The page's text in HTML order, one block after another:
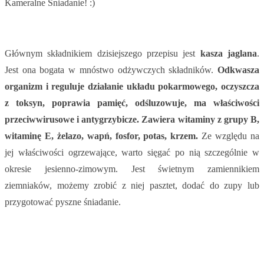
Kameralne Śniadanie! :)
Głównym składnikiem dzisiejszego przepisu jest kasza jaglana.
Jest ona bogata w mnóstwo odżywczych składników. Odkwasza
organizm i reguluje działanie układu pokarmowego, oczyszcza
z toksyn, poprawia pamięć, odśluzowuje, ma właściwości
przeciwwirusowe i antygrzybicze. Zawiera witaminy z grupy B,
witaminę E, żelazo, wapń, fosfor, potas, krzem. Ze względu na
jej właściwości ogrzewające, warto sięgać po nią szczególnie w
okresie jesienno-zimowym. Jest świetnym zamiennikiem
ziemniaków, możemy zrobić z niej pasztet, dodać do zupy lub
przygotować pyszne śniadanie.